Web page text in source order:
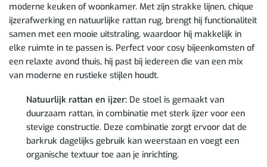
moderne keuken of woonkamer. Met zijn strakke lijnen, chique
ijzerafwerking en natuurlijke rattan rug, brengt hij functionaliteit
samen met een mooie uitstraling, waardoor hij makkelijk in
elke ruimte in te passen is. Perfect voor cosy bijeenkomsten of
een relaxte avond thuis, hij past bij iedereen die van een mix
van moderne en rustieke stijlen houdt.
Natuurlijk rattan en ijzer:De stoel is gemaakt van
duurzaam rattan, in combinatie met sterk ijzer voor een
stevige constructie. Deze combinatie zorgt ervoor dat de
barkruk dagelijks gebruik kan weerstaan en voegt een
organische textuur toe aan je inrichting.